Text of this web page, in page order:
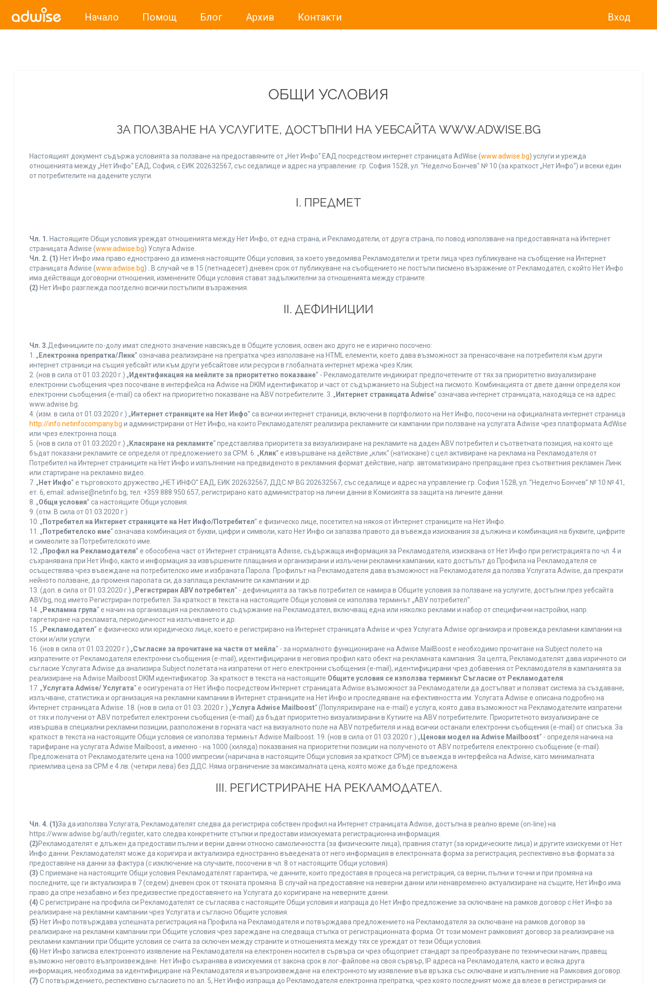
Начало Помощ Блог Архив Контакти Вход
ОБЩИ УСЛОВИЯ
ЗА ПОЛЗВАНЕ НА УСЛУГИТЕ, ДОСТЪПНИ НА УЕБСАЙТА WWW.ADWISE.BG
Настоящият документ съдържа условията за ползване на предоставяните от „Нет Инфо“ ЕАД посредством интернет страницата AdWise (www.adwise.bg) услуги и урежда
отношенията между „Нет Инфо“ ЕАД, София, с ЕИК 202632567, със седалище и адрес на управление: гр. София 1528, ул. "Неделчо Бончев" № 10 (за краткост „Нет Инфо“) и всеки един
от потребителите на дадените услуги.
І. ПРЕДМЕТ
Чл. 1. Настоящите Общи условия уреждат отношенията между Нет Инфо, от една страна, и Рекламодатели, от друга страна, по повод използване на предоставяната на Интернет
страницата Adwise (www.adwise.bg) Услуга Adwise.
Чл. 2. (1) Нет Инфо има право едностранно да изменя настоящите Общи условия, за което уведомява Рекламодатели и трети лица чрез публикуване на съобщение на Интернет
страницата Adwise (www.adwise.bg) . В случай че в 15 (петнадесет) дневен срок от публикуване на съобщението не постъпи писмено възражение от Рекламодател, с който Нет Инфо
има действащи договорни отношения, изменените Общи условия стават задължителни за отношенията между страните.
(2) Нет Инфо разглежда поотделно всички постъпили възражения.
ІІ. ДЕФИНИЦИИ
Чл. 3.Дефинициите по-долу имат следното значение навсякъде в Общите условия, освен ако друго не е изрично посочено:
1. „ Електронна препратка/Линк” означава реализиране на препратка чрез използване на HTML елементи, което дава възможност за пренасочване на потребителя към други
интернет страници на същия уебсайт или към други уебсайтове или ресурси в глобалната интернет мрежа чрез Клик.
2. (нов в сила от 01.03.2020 г.) „ Идентификация на мейлите за приоритетно показване“ - Рекламодателите индикират предпочетените от тях за приоритетно визуализиране
електронни съобщения чрез посочване в интерфейса на Adwise на DKIM идентификатор и част от съдържанието на Subject на писмото. Комбинацията от двете данни определя кои
електронни съобщения (e-mail) са обект на приоритетно показване на ABV потребителите. 3. „ Интернет страницата Adwise” означава интернет страницата, находяща се на адрес:
www.adwise.bg.
4. (изм. в сила от 01.03.2020 г.) „ Интернет страниците на Нет Инфо” са всички интернет страници, включени в портфолиото на Нет Инфо, посочени на официалната интернет страница
http://info.netinfocompany.bg и администрирани от Нет Инфо, на които Рекламодателят реализира рекламните си кампании при ползване на услугата Adwise чрез платформата AdWise
или чрез електронна поща.
5. (нов в сила от 01.03.2020 г.) „ Класиране на рекламите“ представлява приоритета за визуализиране на рекламите на даден ABV потребител и съответната позиция, на която ще
бъдат показани рекламите се определя от предложението за CPM. 6. „ Клик” е извършване на действие „клик“ (натискане) с цел активиране на реклама на Рекламодателя от
Потребител на Интернет страниците на Нет Инфо и изпълнение на предвиденото в рекламния формат действие, напр. автоматизирано препращане през съответния рекламен Линк
или стартиране на рекламно видео.
7. „ Нет Инфо” е търговското дружество „НЕТ ИНФО” ЕАД, ЕИК 202632567, ДДС № BG 202632567, със седалище и адрес на управление гр. София 1528, ул. ”Неделчо Бончев” № 10 № 41,
ет. 6, еmail: adwise@netinfo.bg, тел: +359 888 950 657, регистрирано като администратор на лични данни в Комисията за защита на личните данни.
8. „Общи условия” са настоящите Общи условия.
9. (отм. В сила от 01.03.2020 г.)
10. „ Потребител на Интернет страниците на Нет Инфо/Потребител” е физическо лице, посетител на някоя от Интернет страниците на Нет Инфо.
11. „ Потребителско име“ означава комбинация от букви, цифри и символи, като Нет Инфо си запазва правото да въвежда изисквания за дължина и комбинация на буквите, цифрите
и символите за Потребителското име.
12. „ Профил на Рекламодателя” е обособена част от Интернет страницата Adwise, съдържаща информация за Рекламодателя, изисквана от Нет Инфо при регистрацията по чл. 4 и
съхранявана при Нет Инфо, както и информация за извършените плащания и организирани и излъчени рекламни кампании, като достъпът до Профила на Рекламодателя се
осъществява чрез въвеждане на потребителско име и избраната Парола. Профилът на Рекламодателя дава възможност на Рекламодателя да ползва Услугата Adwise, да прекрати
нейното ползване, да променя паролата си, да заплаща рекламните си кампании и др.
13. (доп. в сила от 01.03.2020 г.) „ Регистриран ABV потребител“ - дефиницията за такъв потребител се намира в Общите условия за ползване на услугите, достъпни през уебсайта
ABV.bg, под името Регистриран потребител. За краткост в текста на настоящите Общи условия се използва терминът „ABV потребител“.
14. „ Рекламна група“ е начин на организация на рекламното съдържание на Рекламодател, включващ една или няколко реклами и набор от специфични настройки, напр.
таргетиране на рекламата, периодичност на излъчването и др.
15. „ Рекламодател” е физическо или юридическо лице, което е регистрирано на Интернет страницата Adwise и чрез Услугата Adwise организира и провежда рекламни кампании на
стоки и/или услуги.
16. (нов в сила от 01.03.2020 г.) „Съгласие за прочитане на части от мейла“ - за нормалното функциониране на Adwise MailBoost е необходимо прочитане на Subject полето на
изпратените от Рекламодателя електронни съобщения (e-mail), идентифицирани в неговия профил като обект на рекламната кампания. За целта, Рекламодателят дава изричното си
съгласие Услугата Adwise да анализира Subject полетата на изпратени от него електронни съобщения (e-mail), идентифицирани чрез добавения от Рекламодателя в кампанията за
реализиране на Adwise Mailboost DKIM идентификатор. За краткост в текста на настоящите Общите условия се използва терминът Съгласие от Рекламодателя
17. „Услугата Adwise/ Услугата“ е осигурената от Нет Инфо посредством Интернет страницата Adwise възможност за Рекламодатели да достъпват и ползват система за създаване,
излъчване, статистика и организация на рекламни кампании в Интернет страниците на Нет Инфо и проследяване на ефективността им. Услугата Adwise е описана подробно на
Интернет страницата Adwise. 18. (нов в сила от 01.03..2020 г.) „Услуга Adwise Mailboost“ (Популяризиране на e-mail) е услуга, която дава възможност на Рекламодателите изпратени
от тях и получени от ABV потребител електронни съобщения (e-mail) да бъдат приоритетно визуализирани в Кутиите на ABV потребителите. Приоритетното визуализиране се
извършва в специални рекламни позиции, разположени в горната част на визуалното поле на ABV потребителя и над всички останали електронни съобщения (e-mail) от списъка. За
краткост в текста на настоящите Общи условия се използва терминът Adwise Mailboost. 19. (нов в сила от 01.03.2020 г.) „ Ценови модел на Adwise Mailboost“ - определя начина на
тарифиране на услугата Adwise Mailboost, а именно - на 1000 (хиляда) показвания на приоритетни позиции на полученото от ABV потребителя електронно съобщение (e-mail).
Предложената от Рекламодателите цена на 1000 импресии (наричана в настоящите Общи условия за краткост CPM) се въвежда в интерфейса на Adwise, като минималната
приемлива цена за CPM е 4 лв. (четири лева) без ДДС. Няма ограничение за максималната цена, която може да бъде предложена.
ІІІ. РЕГИСТРИРАНЕ НА РЕКЛАМОДАТЕЛ.
Чл. 4. (1)За да използва Услугата, Рекламодателят следва да регистрира собствен профил на Интернет страницата Adwise, достъпна в реално време (on-line) на
https://www.adwise.bg/auth/register, като следва конкретните стъпки и предостави изискуемата регистрационна информация.
(2)Рекламодателят е длъжен да предостави пълни и верни данни относно самоличността (за физическите лица), правния статут (за юридическите лица) и другите изискуеми от Нет
Инфо данни. Рекламодателят може да коригира и актуализира едностранно въведената от него информация в електронната форма за регистрация, респективно във формата за
предоставяне на данни за фактура (с изключение на случаите, посочени в чл. 8 от настоящите Общи условия).
(3) С приемане на настоящите Общи условия Рекламодателят гарантира, че данните, които предоставя в процеса на регистрация, са верни, пълни и точни и при промяна на
последните, ще ги актуализира в 7 (седем) дневен срок от тяхната промяна. В случай на предоставяне на неверни данни или ненавременно актуализиране на същите, Нет Инфо има
право да спре незабавно и без предизвестие предоставянето на Услугата до коригиране на неверните данни.
(4) С регистриране на профила си Рекламодателят се съгласява с настоящите Общи условия и изпраща до Нет Инфо предложение за сключване на рамков договор с Нет Инфо за
реализиране на рекламни кампании чрез Услугата и съгласно Общите условия.
(5) Нет Инфо потвърждава успешната регистрация на Профила на Рекламодателя и потвърждава предложението на Рекламодателя за сключване на рамков договор за
реализиране на рекламни кампании при Общите условия чрез зареждане на следваща стъпка от регистрационната форма. От този момент рамковият договор за реализиране на
рекламни кампании при Общите условия се счита за сключен между страните и отношенията между тях се уреждат от тези Общи условия.
(6) Нет Инфо записва електронното изявление на Рекламодателя на електронен носител в сървъра си чрез общоприет стандарт за преобразуване по технически начин, правещ
възможно неговото възпроизвеждане. Нет Инфо съхранява в изискуемия от закона срок в лог-файлове на своя сървър, IP адреса на Рекламодателя, както и всяка друга
информация, необходима за идентифициране на Рекламодателя и възпроизвеждане на електронното му изявление във връзка със сключване и изпълнение на Рамковия договор.
(7) С потвърждението, респективно съгласието по ал. 5, Нет Инфо изпраща до Рекламодателя електронна препратка, чрез която последният може да влезе в регистрирания си